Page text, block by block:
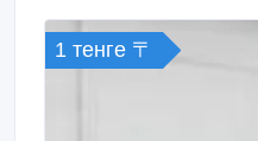
Количество щеток: 10 –
1 тенге 〒